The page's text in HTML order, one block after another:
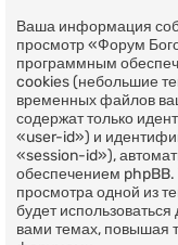
Ваша информация
просмотр «Форум
программным
cookies (небольшие
временных файлов
содержат только
«user-id») и
«session-id»),
обеспечением phpBB.
просмотра одной из
будет
вами темах, повышая